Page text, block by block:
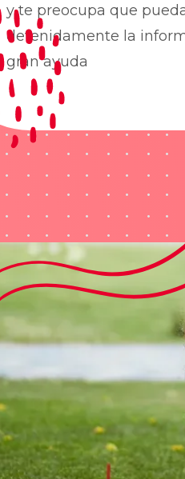
y te preocupa que
detenidamente la
gran ayuda